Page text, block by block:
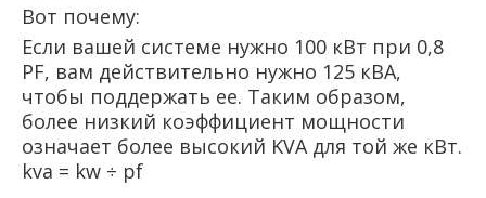
Вот почему:
Если вашей системе нужно 100 кВт при 0,8
PF, вам действительно нужно 125 кВА,
чтобы поддержать ее. Таким образом,
более низкий коэффициент мощности
означает более высокий KVA для той же кВт.
kva = kw ÷ pf